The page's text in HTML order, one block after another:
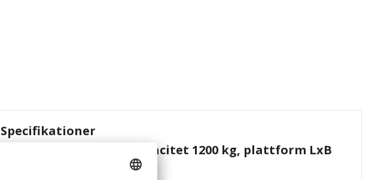
Specifikationer
Lyftbord Hedda, lastkapacitet 1200 kg, plattform LxB